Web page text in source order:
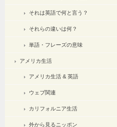
それは英語で何と言う？
それらの違いは何？
単語・フレーズの意味
アメリカ生活
アメリカ生活 & 英語
ウェブ関連
カリフォルニア生活
外から見るニッポン